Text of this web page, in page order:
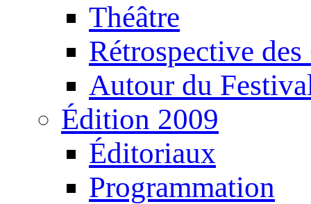
Théâtre
Rétrospective
Autour du
Édition 2009
Éditoriaux
Programmation